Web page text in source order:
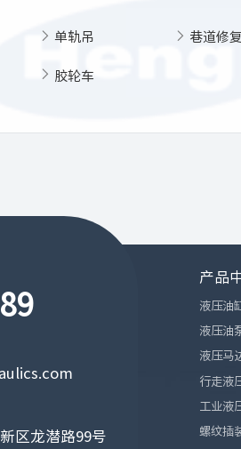
单轨吊 巷道修
胶轮车
区龙潜路99号
产品
液压油
液压油
液压马
行走液
工业液
螺纹插